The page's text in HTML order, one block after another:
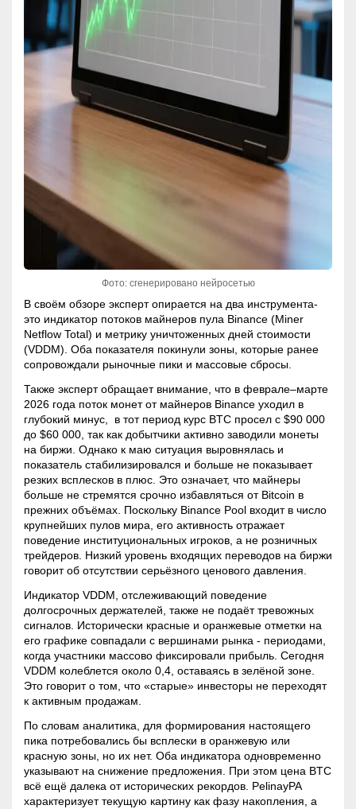
Фото: сгенерировано нейросетью
В своём обзоре эксперт опирается на два инструмента-
это индикатор потоков майнеров пула Binance (Miner
Netflow Total) и метрику уничтоженных дней стоимости
(VDDM). Оба показателя покинули зоны, которые ранее
сопровождали рыночные пики и массовые сбросы.
Также эксперт обращает внимание, что в феврале–марте
2026 года поток монет от майнеров Binance уходил в
глубокий минус, в тот период курс BTC просел с $90 000
до $60 000, так как добытчики активно заводили монеты
на биржи. Однако к маю ситуация выровнялась и
показатель стабилизировался и больше не показывает
резких всплесков в плюс. Это означает, что майнеры
больше не стремятся срочно избавляться от Bitcoin в
прежних объёмах. Поскольку Binance Pool входит в число
крупнейших пулов мира, его активность отражает
поведение институциональных игроков, а не розничных
трейдеров. Низкий уровень входящих переводов на биржи
говорит об отсутствии серьёзного ценового давления.
Индикатор VDDM, отслеживающий поведение
долгосрочных держателей, также не подаёт тревожных
сигналов. Исторически красные и оранжевые отметки на
его графике совпадали с вершинами рынка - периодами,
когда участники массово фиксировали прибыль. Сегодня
VDDM колеблется около 0,4, оставаясь в зелёной зоне.
Это говорит о том, что «старые» инвесторы не переходят
к активным продажам.
По словам аналитика, для формирования настоящего
пика потребовались бы всплески в оранжевую или
красную зоны, но их нет. Оба индикатора одновременно
указывают на снижение предложения. При этом цена BTC
всё ещё далека от исторических рекордов. PelinayPA
характеризует текущую картину как фазу накопления, а